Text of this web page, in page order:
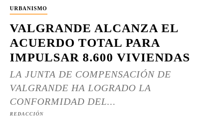
URBANISMO
VALGRANDE ALCANZA EL
ACUERDO TOTAL PARA
IMPULSAR 8.600 VIVIENDAS
LA JUNTA DE COMPENSACIÓN DE
VALGRANDE HA LOGRADO LA
CONFORMIDAD DEL...
REDACCIÓN